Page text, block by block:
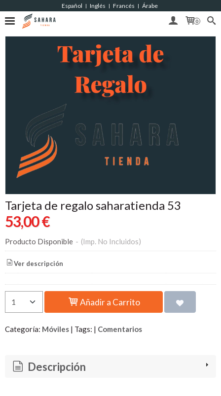
Español | Inglés | Francés | Árabe
0
Tarjeta de regalo saharatienda 53
53,00 €
Producto Disponible - (Imp. No Incluidos)
Ver descripción
Añadir a Carrito
Categoría: Móviles | Tags: | Comentarios
Descripción